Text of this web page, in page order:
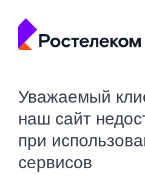
Уважаемый
наш сайт
при
сервисов